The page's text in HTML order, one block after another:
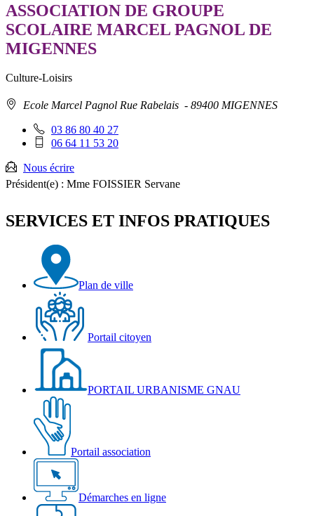
ASSOCIATION DE GROUPE
SCOLAIRE MARCEL PAGNOL DE
MIGENNES
Culture-Loisirs
AdresseEcole Marcel Pagnol Rue Rabelais - 89400 MIGENNES
Téléphone
fixe
03 86 80 40 27
Téléphone
:
06 64 11 53 20
Nous écrire
Président(e) : Mme FOISSIER Servane
SERVICES ET INFOS PRATIQUES
Plan de ville
Portail citoyen
PORTAIL URBANISME GNAU
Portail association
Démarches en ligne